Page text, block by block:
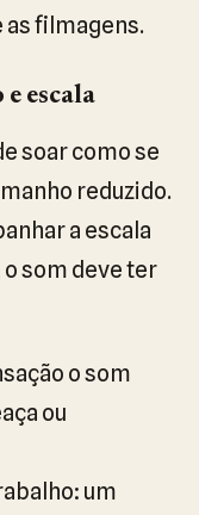
filmagens.
escala
soar como se
reduzido.
a escala
som deve ter
o som
ou
um